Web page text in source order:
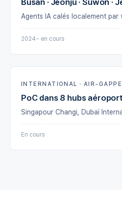
Agents IA calés localement par
2024~ en cours
INTERNATIONAL · AIR-
PoC dans 8 hubs
Singapour Changi, Dubaï
En cours